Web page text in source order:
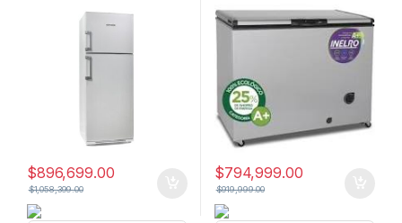
$896,699.00
$1,058,399.00
$794,999.00
$919,999.00